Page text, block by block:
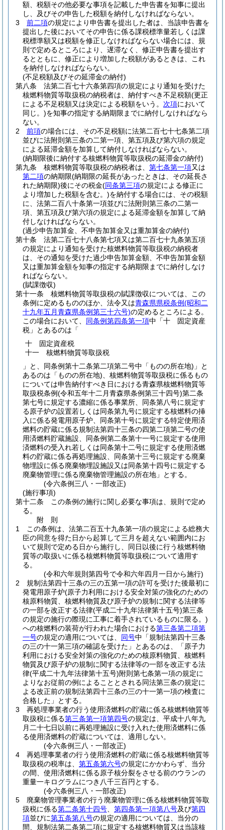
額、税額その他必要な事項を記載した申告書を知事に提出
し、及びその申告した税額を納付しなければならない。
3
前二項の規定により申告書を提出した者は、当該申告書を
提出した後においてその申告に係る課税標準量若しくは課
税標準額又は税額を修正しなければならない場合には、規
則で定めるところにより、遅滞なく、修正申告書を提出す
るとともに、修正により増加した税額があるときは、これ
を納付しなければならない。
(不足税額及びその延滞金の納付)
第八条
法第二百七十六条第四項の規定により通知を受けた
核燃料物質等取扱税の納税者は、納付すべき不足税額(更正
による不足税額又は決定による税額をいう。 次項において
同じ。)を知事の指定する納期限までに納付しなければなら
ない。
2
前項の場合には、その不足税額に法第二百七十七条第二項
並びに法附則第三条の二第一項、第五項及び第六項の規定
による延滞金額を加算して納付しなければならない。
(納期限後に納付する核燃料物質等取扱税の延滞金の納付)
第九条
核燃料物質等取扱税の納税者は、 第七条第一項又は
第二項の納期限(納期限の延長があったときは、その延長さ
れた納期限)後にその税金(同条第三項の規定による修正に
より増加した税額を含む。)を納付する場合には、その税額
に、法第二百八十条第一項並びに法附則第三条の二第一
項、第五項及び第六項の規定による延滞金額を加算して納
付しなければならない。
(過少申告加算金、不申告加算金又は重加算金の納付)
第十条
法第二百七十八条第七項又は第二百七十九条第五項
の規定により通知を受けた核燃料物質等取扱税の納税者
は、その通知を受けた過少申告加算金額、不申告加算金額
又は重加算金額を知事の指定する納期限までに納付しなけ
ればならない。
(賦課徴収)
第十一条
核燃料物質等取扱税の賦課徴収については、この
条例に定めるもののほか、法令又は青森県県税条例(昭和二
十九年五月青森県条例第三十六号)の定めるところによる。
この場合において、 同条例第四条第一項中「十 固定資産
税」とあるのは「
十 固定資産税
十一 核燃料物質等取扱税
」と、同条例第十二条第二項第二号中「ものの所在地)」と
あるのは「ものの所在地)、核燃料物質等取扱税に係るもの
については申告納付すべき日における青森県核燃料物質等
取扱税条例(令和五年十二月青森県条例第三十四号)第二条
第七号に規定する濃縮に係る事業所、同条第八号に規定す
る原子炉の設置若しくは同条第九号に規定する核燃料の挿
入に係る発電用原子炉、同条第十号に規定する特定使用済
燃料の貯蔵に係る規制法第四十三条の四第二項第二号の使
用済燃料貯蔵施設、同条例第二条第十一号に規定する使用
済燃料の受入れ若しくは同条第十二号に規定する使用済燃
料の貯蔵に係る再処理施設、同条第十三号に規定する廃棄
物埋設に係る廃棄物埋設施設又は同条第十四号に規定する
廃棄物管理に係る廃棄物管理施設の所在地」とする。
(令六条例三八・一部改正)
(施行事項)
第十二条
この条例の施行に関し必要な事項は、規則で定め
る。
附 則
1
この条例は、法第二百五十九条第一項の規定による総務大
臣の同意を得た日から起算して三月を超えない範囲内にお
いて規則で定める日から施行し、同日以後に行う核燃料物
質等の取扱いに係る核燃料物質等取扱税について適用す
る。
(令和六年規則第四号で令和六年四月一日から施行)
2
規制法第四十三条の三の五第一項の許可を受けた後最初に
発電用原子炉(原子力利用における安全対策の強化のための
核原料物質、核燃料物質及び原子炉の規制に関する法律等
の一部を改正する法律(平成二十九年法律第十五号)第三条
の規定の施行の際現に工事に着手されているものに限る。)
への核燃料の装荷が行われた場合における第三条第二項第
一号の規定の適用については、 同号中「規制法第四十三条
の三の十一第三項の確認を受けた」とあるのは、「原子力
利用における安全対策の強化のための核原料物質、核燃料
物質及び原子炉の規制に関する法律等の一部を改正する法
律(平成二十九年法律第十五号)附則第七条第一項の規定に
よりなお従前の例によることとされる同法第三条の規定に
よる改正前の規制法第四十三条の三の十一第一項の検査に
合格した」とする。
3
再処理事業者の行う使用済燃料の貯蔵に係る核燃料物質等
取扱税に係る第三条第一項第四号の規定は、平成十八年九
月二十七日以前に再処理施設に受け入れた使用済燃料に係
る使用済燃料の貯蔵については、適用しない。
(令六条例三八・一部改正)
4
再処理事業者の行う使用済燃料の貯蔵に係る核燃料物質等
取扱税の税率は、 第五条第六号の規定にかかわらず、当分
の間、使用済燃料に係る原子核分裂をさせる前のウランの
重量一キログラムにつき八千三百円とする。
(令六条例三八・一部改正)
5
廃棄物管理事業者の行う廃棄物管理に係る核燃料物質等取
扱税に係る第二条第十四号 第四条第一項第八号及び第四
項並びに第五条第八号の規定の適用については、当分の
間、規制法第二条第二項に規定する核燃料物質又は当該核